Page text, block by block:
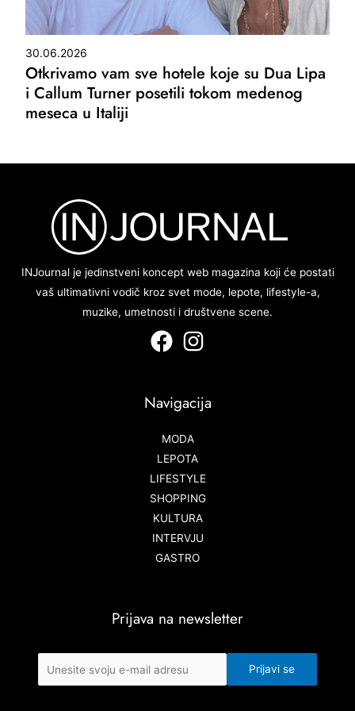
30.06.2026
Otkrivamo vam sve hotele koje su Dua Lipa
i Callum Turner posetili tokom medenog
meseca u Italiji
INJournal je jedinstveni koncept web magazina koji će postati
vaš ultimativni vodič kroz svet mode, lepote, lifestyle-a,
muzike, umetnosti i društvene scene.
Navigacija
MODA
LEPOTA
LIFESTYLE
SHOPPING
KULTURA
INTERVJU
GASTRO
Prijava na newsletter